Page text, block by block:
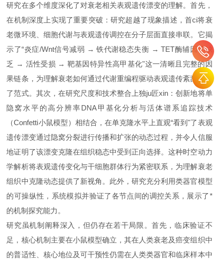
研究在多个维度深化了对衰老相关表观遗传漂变的理解。首先，
在机制深度上实现了重要突破：研究超越了现象描述，首ci将衰
老微环境、细胞代谢与表观遗传调控在分子层面直接串联。它揭
示了“炎症/Wnt信号减弱 →铁代谢稳态失衡 → TET酶辅因子缺
乏 → 活性受损 → 靶基因特异性高甲基化"这一清晰且完整的因
果链条，为理解衰老如何通过代谢重编程驱动表观遗传紊乱提供
了范式。其次，在研究尺度和技术整合上独ju匠xin：创新地将单
隐窝水平的高分辨率DNA甲基化分析与活体谱系追踪技术
（Confetti小鼠模型）相结合，在单克隆水平上直观“看到"了表观
遗传漂变通过隐窝分裂进行传播和扩张的动态过程，并令人信服
地证明了该漂变克隆在组织稳态中受到正向选择。这种时空动力
学解析将表观遗传变化与干细胞群体行为紧密联系，为理解衰老
组织中克隆动态提供了新视角。此外，研究充分利用类器官模型
的可操纵性，系统模拟并验证了各节点间的调控关系，展示了*
的机制探究能力。
研究虽机制阐释深入，但仍存在若干局限 。首先， 临床验证不
足，核心机制主要在小鼠模型确立，其在人类衰老及癌变组织中
的普适性、核心地位及可干预性仍需在人类类器官和临床样本中